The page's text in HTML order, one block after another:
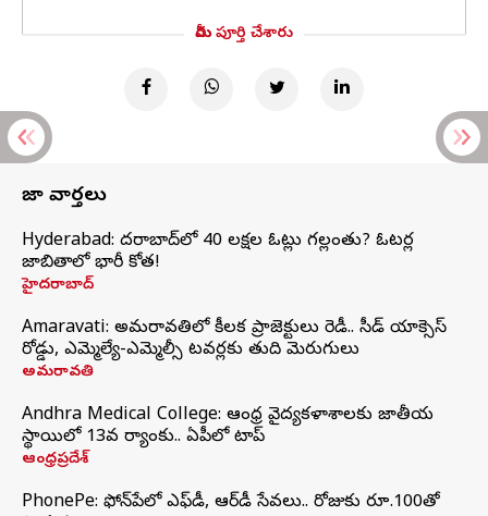
మీరు పూర్తి చేశారు
తాజా వార్తలు
Hyderabad: హైదరాబాద్‌లో 40 లక్షల ఓట్లు గల్లంతు? ఓటర్ల
జాబితాలో భారీ కోత!
హైదరాబాద్
Amaravati: అమరావతిలో కీలక ప్రాజెక్టులు రెడీ.. సీడ్‌ యాక్సెస్‌
రోడ్డు, ఎమ్మెల్యే-ఎమ్మెల్సీ టవర్లకు తుది మెరుగులు
అమరావతి
Andhra Medical College: ఆంధ్ర వైద్యకళాశాలకు జాతీయ
స్థాయిలో 13వ ర్యాంకు.. ఏపీలో టాప్
ఆంధ్రప్రదేశ్
PhonePe: ఫోన్‌పేలో ఎఫ్‌డీ, ఆర్‌డీ సేవలు.. రోజుకు రూ.100తో